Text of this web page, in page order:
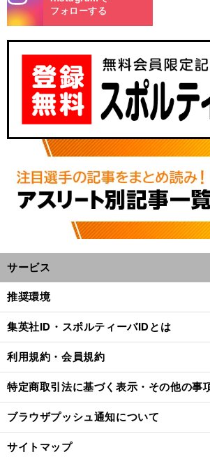
m
フォローする
サービス
推奨環境
集英社ID・スポルティーバIDとは
利用規約・会員規約
特定商取引法に基づく表示・その他の事
ブラウザプッシュ通知について
サイトマップ